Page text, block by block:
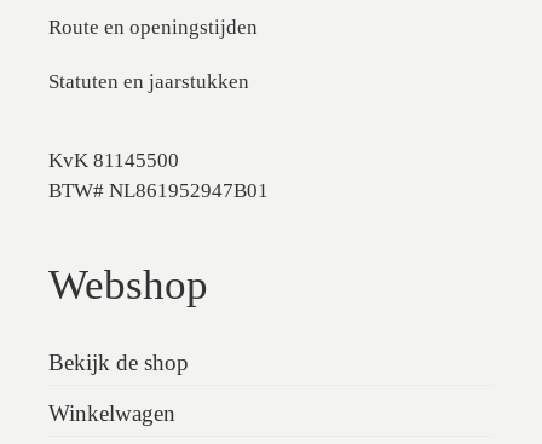
Route en openingstijden
Statuten en jaarstukken
KvK 81145500
BTW# NL861952947B01
Webshop
Bekijk de shop
Winkelwagen